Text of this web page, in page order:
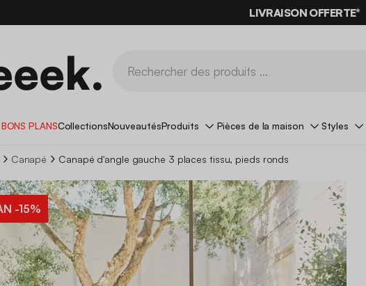
LIVRAISON OFFERTE*
PLANSCollectionsNouveautésProduits Pièces de la maison Styles
Canapé Canapé d'angle gauche 3 places tissu, pieds ronds
-15%